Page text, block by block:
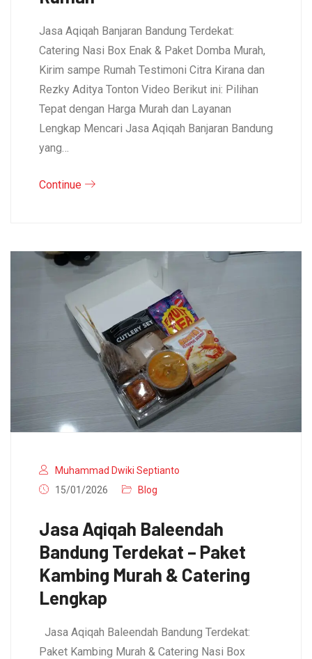
Jasa Aqiqah Banjaran Bandung Terdekat:
Catering Nasi Box Enak & Paket Domba Murah,
Kirim sampe Rumah Testimoni Citra Kirana dan
Rezky Aditya Tonton Video Berikut ini: Pilihan
Tepat dengan Harga Murah dan Layanan
Lengkap Mencari Jasa Aqiqah Banjaran Bandung
yang…
Continue
Muhammad Dwiki Septianto
15/01/2026
Blog
Jasa Aqiqah Baleendah
Bandung Terdekat – Paket
Kambing Murah & Catering
Lengkap
Jasa Aqiqah Baleendah Bandung Terdekat:
Paket Kambing Murah & Catering Nasi Box